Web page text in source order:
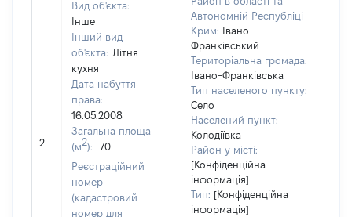
2
Вид об'єкта:
Інше
Інший вид
об'єкта: Літня
кухня
Дата набуття
права:
16.05.2008
Загальна площа
(м2):
70
Реєстраційний
номер
(кадастровий
номер для
Автономній Республіці
Крим:
Івано-
Франківський
Територіальна громада:
Івано-Франківська
Тип населеного пункту:
Село
Населений пункт:
Колодіївка
Район у місті:
[Конфіденційна
інформація]
Тип: [Конфіденційна
інформація]